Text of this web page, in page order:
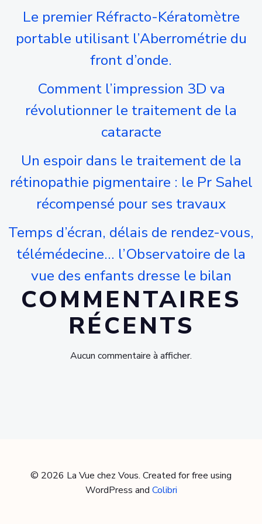
Le premier Réfracto-Kératomètre
portable utilisant l’Aberrométrie du
front d’onde.
Comment l’impression 3D va
révolutionner le traitement de la
cataracte
Un espoir dans le traitement de la
rétinopathie pigmentaire : le Pr Sahel
récompensé pour ses travaux
Temps d’écran, délais de rendez-vous,
télémédecine… l’Observatoire de la
vue des enfants dresse le bilan
COMMENTAIRES
RÉCENTS
Aucun commentaire à afficher.
© 2026 La Vue chez Vous. Created for free using
WordPress and Colibri